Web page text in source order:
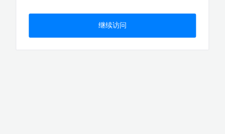
继续访问